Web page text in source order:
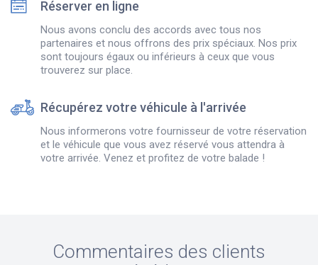
Réserver en ligne
Nous avons conclu des accords avec tous nos
partenaires et nous offrons des prix spéciaux. Nos prix
sont toujours égaux ou inférieurs à ceux que vous
trouverez sur place.
Récupérez votre véhicule à l'arrivée
Nous informerons votre fournisseur de votre réservation
et le véhicule que vous avez réservé vous attendra à
votre arrivée. Venez et profitez de votre balade !
Commentaires des clients